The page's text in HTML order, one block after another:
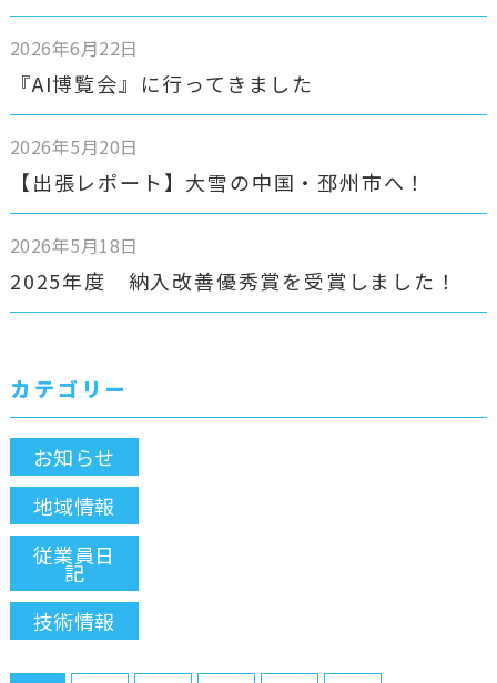
『AI博覧会』に行ってきました
2026年6月22日
【出張レポート】大雪の中国・邳州市へ！
2026年5月20日
2025年度 納入改善優秀賞を受賞しました！
2026年5月18日
カテゴリー
お知らせ
地域情報
従業員日
記
技術情報